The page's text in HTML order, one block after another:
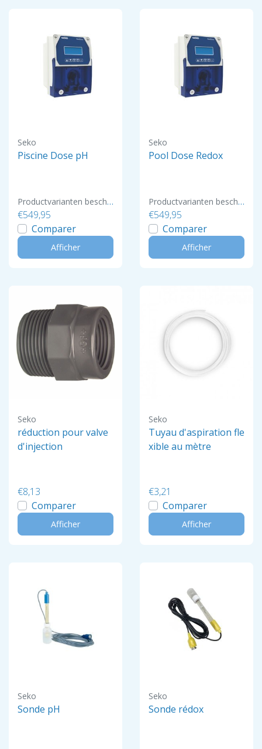
Seko
Piscine Dose pH
Productvarianten beschikbaar
€549,95
Comparer
Afficher
Seko
Pool Dose Redox
Productvarianten beschikbaar
€549,95
Comparer
Afficher
Seko
réduction pour valve
d'injection
€8,13
Comparer
Afficher
Seko
Tuyau d'aspiration fle
xible au mètre
€3,21
Comparer
Afficher
Seko
Sonde pH
Seko
Sonde rédox